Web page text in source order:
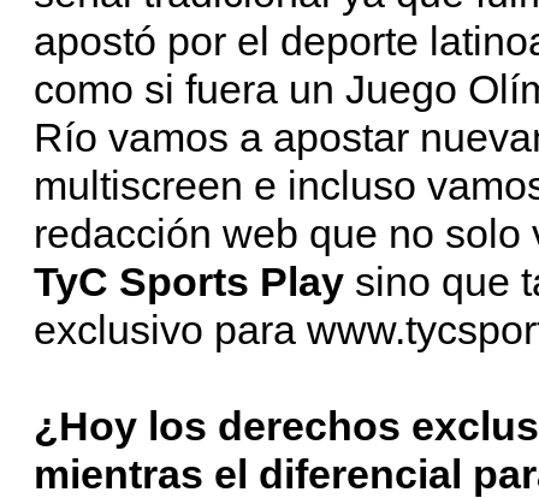
apostó por el deporte
como si fuera un Juego
Río vamos a apostar
multiscreen e incluso
redacción web que no
TyC Sports Play sino que
exclusivo para
¿Hoy los derechos
mientras el diferencial